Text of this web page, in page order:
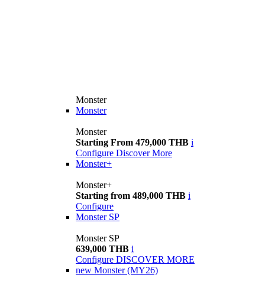
Monster
Monster
Monster
Starting From 479,000 THB i
Configure Discover More
Monster+
Monster+
Starting from 489,000 THB i
Configure
Monster SP
Monster SP
639,000 THB i
Configure DISCOVER MORE
new Monster (MY26)